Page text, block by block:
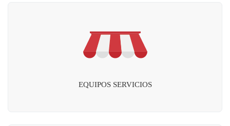
EQUIPOS SERVICIOS